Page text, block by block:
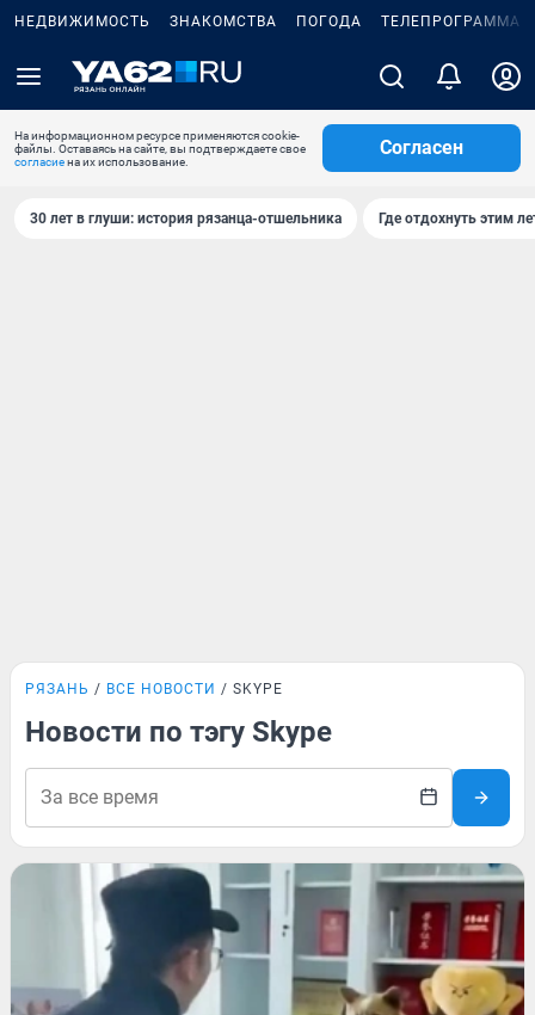
НЕДВИЖИМОСТЬ ЗНАКОМСТВА ПОГОДА ТЕЛЕПРОГРАММА
На информационном ресурсе применяются cookie-
файлы. Оставаясь на сайте, вы подтверждаете свое
согласиена их использование.
Согласен
30 лет в глуши: история рязанца-отшельника Где отдохнуть этим
РЯЗАНЬ ВСЕ НОВОСТИ SKYPE
Новости по тэгу Skype